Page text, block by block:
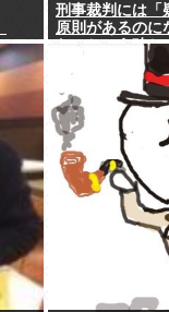
刑事裁判には「
原則があるのに
た」という確